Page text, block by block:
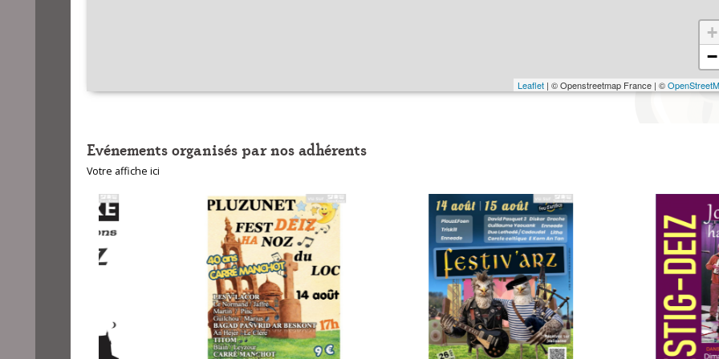
+
−
Leaflet| © Openstreetmap France | ©
Evénements organisés par nos adhérents
Votre affiche ici